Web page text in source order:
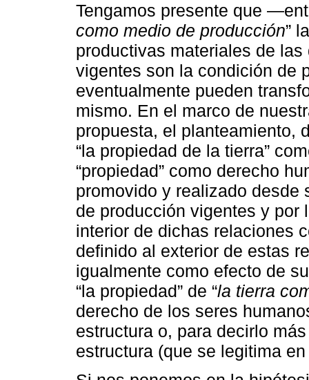
Tengamos presente que
como medio de producción”
productivas materiales de
vigentes son la condición de
eventualmente pueden
mismo. En el marco de
propuesta, el planteamiento,
“la propiedad de la tierra”
“propiedad” como derecho
promovido y realizado desde
de producción vigentes y por
interior de dichas relaciones
definido al exterior de estas
igualmente como efecto de
“la propiedad” de “la tierra
derecho de los seres
estructura o, para decirlo
estructura (que se legitima